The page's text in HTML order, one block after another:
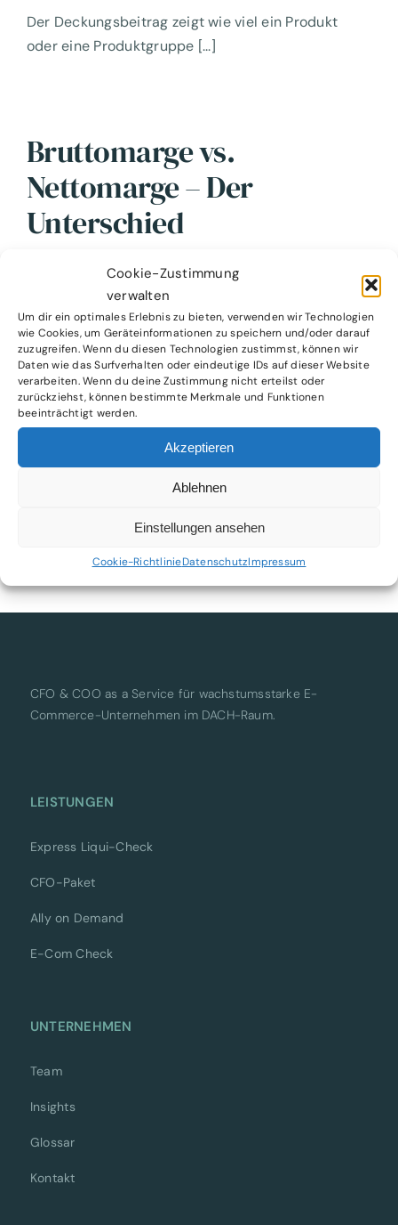
Cookie-Zustimmung
verwalten
Um dir ein optimales Erlebnis zu bieten, verwenden wir Technologien
wie Cookies, um Geräteinformationen zu speichern und/oder darauf
zuzugreifen. Wenn du diesen Technologien zustimmst, können wir
Daten wie das Surfverhalten oder eindeutige IDs auf dieser Website
verarbeiten. Wenn du deine Zustimmung nicht erteilst oder
zurückziehst, können bestimmte Merkmale und Funktionen
beeinträchtigt werden.
Akzeptieren
Ablehnen
Einstellungen ansehen
Cookie-RichtlinieDatenschutzImpressum
Der Deckungsbeitrag zeigt wie viel ein Produkt
oder eine Produktgruppe [...]
Bruttomarge vs.
Nettomarge – Der
Unterschied
Beide Kennzahlen messen Profitabilität – aber auf
unterschiedlichen Ebenen. Bruttomarge [...]
Was ist eine Marge?
Die Marge – auch Gewinnspanne genannt –
bezeichnet die Differenz [...]
CFO & COO as a Service für wachstumsstarke E-
Commerce-Unternehmen im DACH-Raum.
LEISTUNGEN
Express Liqui-Check
CFO-Paket
Ally on Demand
E-Com Check
UNTERNEHMEN
Team
Insights
Glossar
Kontakt